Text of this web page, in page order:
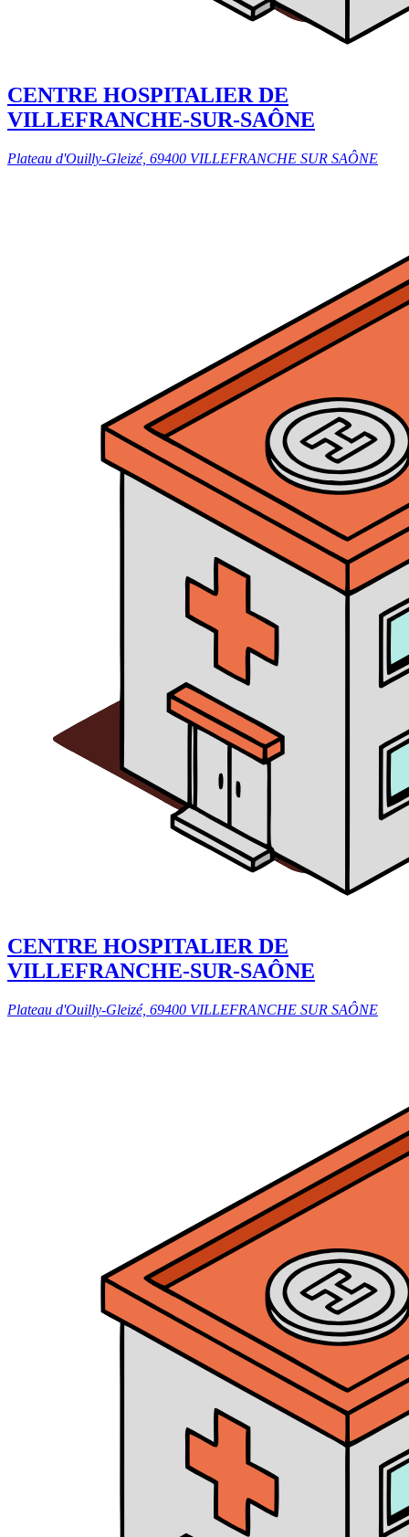
CENTRE HOSPITALIER DE
VILLEFRANCHE-SUR-SAÔNE
Plateau d'Ouilly-Gleizé, 69400 VILLEFRANCHE SUR SAÔNE
CENTRE HOSPITALIER DE
VILLEFRANCHE-SUR-SAÔNE
Plateau d'Ouilly-Gleizé, 69400 VILLEFRANCHE SUR SAÔNE